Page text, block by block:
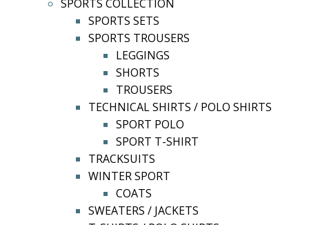
SPORTS COLLECTION
SPORTS SETS
SPORTS TROUSERS
LEGGINGS
SHORTS
TROUSERS
TECHNICAL SHIRTS / POLO SHIRTS
SPORT POLO
SPORT T-SHIRT
TRACKSUITS
WINTER SPORT
COATS
SWEATERS / JACKETS